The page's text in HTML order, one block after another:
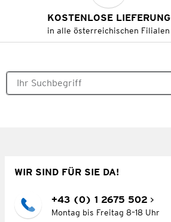
KOSTENLOSE LIEFERUNG
in alle österreichischen Filialen
WIR SIND FÜR SIE DA!
+43 (0) 1 2675 502
Montag bis Freitag 8–18 Uhr